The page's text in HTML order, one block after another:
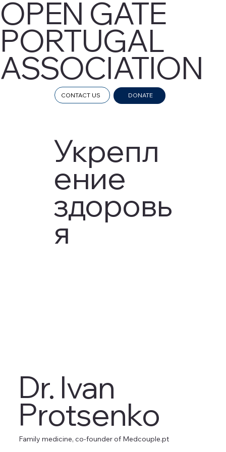
OPEN GATE
PORTUGAL
ASSOCIATION
CONTACT US DONATE
Укрепл
ение
здоровь
я
Dr. Ivan
Protsenko
Family medicine, co-founder of Medcouple.pt